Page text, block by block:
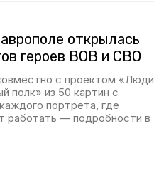
открылась
героев ВОВ и СВО
с проектом «Люди
полк» из 50 картин с
портрета, где
работать — подробности в